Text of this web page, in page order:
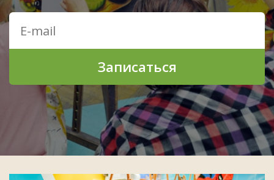
Записаться